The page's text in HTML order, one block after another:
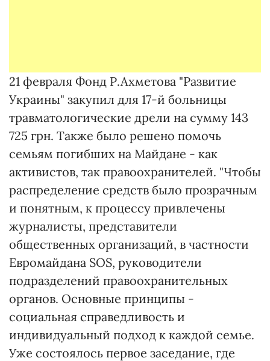
21 февраля Фонд Р.Ахметова "Развитие
Украины" закупил для 17-й больницы
травматологические дрели на сумму 143
725 грн. Также было решено помочь
семьям погибших на Майдане - как
активистов, так правоохранителей. "Чтобы
распределение средств было прозрачным
и понятным, к процессу привлечены
журналисты, представители
общественных организаций, в частности
Евромайдана SOS, руководители
подразделений правоохранительных
органов. Основные принципы -
социальная справедливость и
индивидуальный подход к каждой семье.
Уже состоялось первое заседание, где